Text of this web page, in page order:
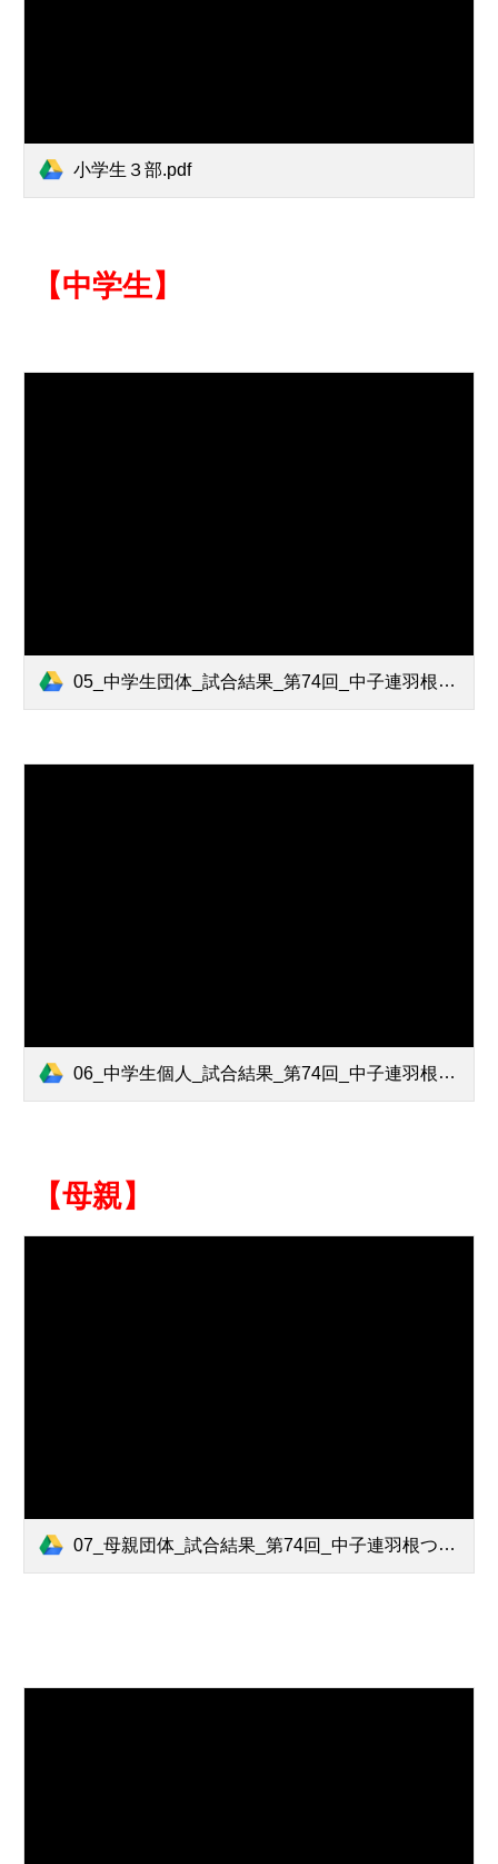
小学生３部.pdf
【中学生】
05_中学生団体_試合結果_第74回_中子連羽根つき大会.pdf
06_中学生個人_試合結果_第74回_中子連羽根つき大会.pdf
【母親】
07_母親団体_試合結果_第74回_中子連羽根つき大会.pdf